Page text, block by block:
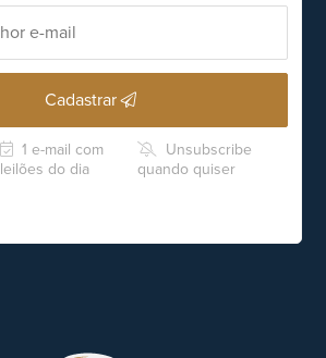
Cadastrar
1 e-mail com
leilões do dia
Unsubscribe
quando quiser